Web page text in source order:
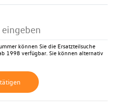
können Sie die Ersatzteilsuche
1998 verfügbar. Sie können alternativ